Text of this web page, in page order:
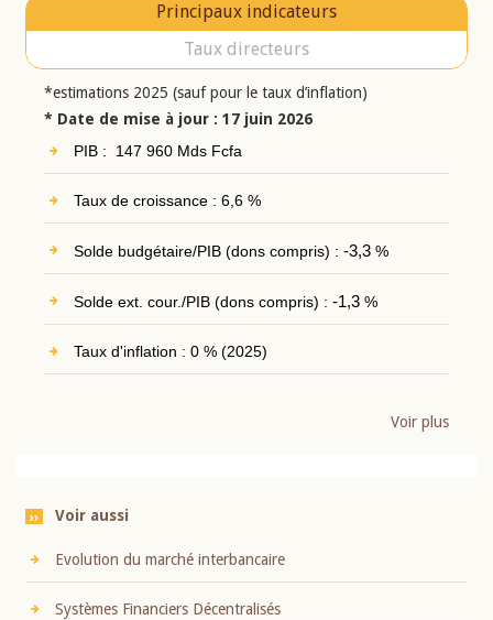
Principaux indicateurs
Taux directeurs
*estimations 2025 (sauf pour le taux d’inflation)
* Date de mise à jour : 17 juin 2026
PIB : 147 960 Mds Fcfa
Taux de croissance : 6,6 %
Solde budgétaire/PIB (dons compris) : -3,3%
Solde ext. cour./PIB (dons compris) : -1,3%
Taux d'inflation : 0 % (2025)
Voir plus
Voir aussi
Evolution du marché interbancaire
Systèmes Financiers Décentralisés